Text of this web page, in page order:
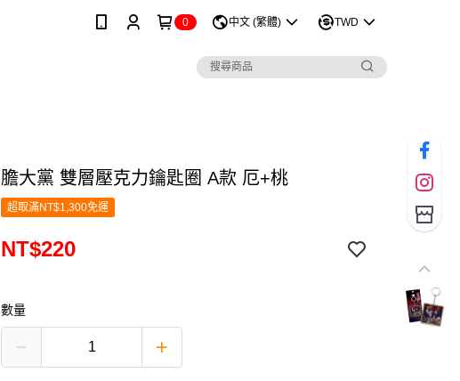
0 中文 (繁體) TWD
膽大黨 雙層壓克力鑰匙圈 A款 厄+桃
超取滿NT$1,300免運
NT$220
數量